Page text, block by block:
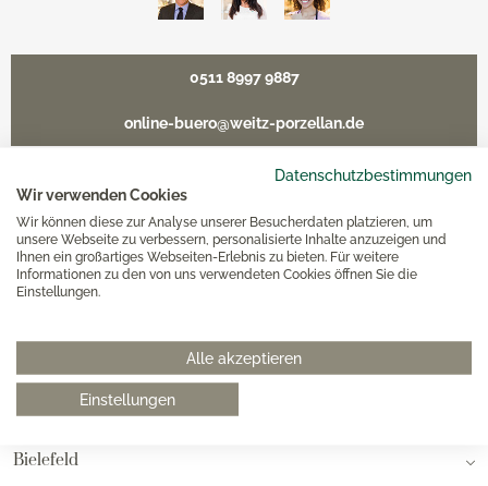
Datenschutzbestimmungen
Wir verwenden Cookies
Wir können diese zur Analyse unserer Besucherdaten platzieren, um
unsere Webseite zu verbessern, personalisierte Inhalte anzuzeigen und
Ihnen ein großartiges Webseiten-Erlebnis zu bieten. Für weitere
Informationen zu den von uns verwendeten Cookies öffnen Sie die
Einstellungen.
Alle akzeptieren
Einstellungen
0511 8997 9887
online-buero@weitz-porzellan.de
Unsere Häuser
Hannover
Hamburg am Neuen Wall
Hamburg AEZ
Bielefeld